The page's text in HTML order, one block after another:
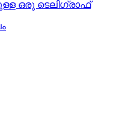
ഒരു ടെലിഗ്രാഫ്‌